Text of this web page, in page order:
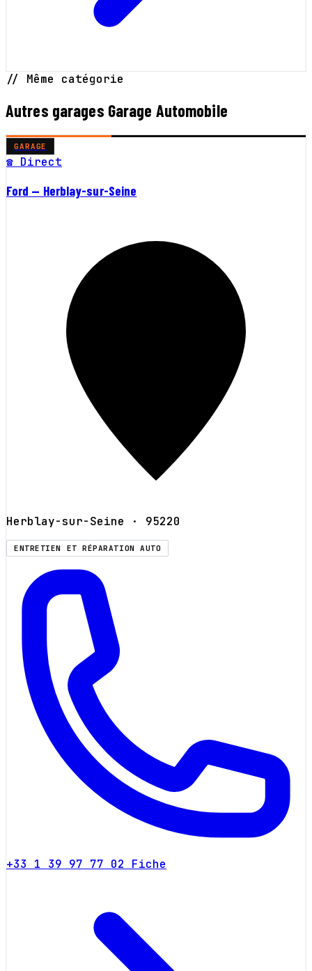
// Même catégorie
Autres garages Garage Automobile
GARAGE
☎ Direct
Ford — Herblay-sur-Seine
Herblay-sur-Seine · 95220
ENTRETIEN ET RÉPARATION AUTO
+33 1 39 97 77 02 Fiche